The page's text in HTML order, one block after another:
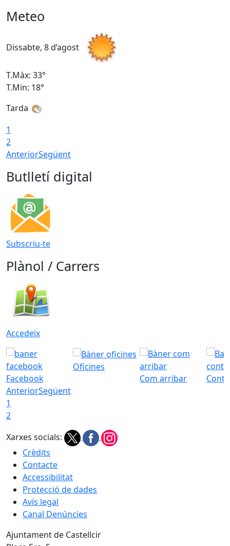
Meteo
Dissabte, 8 d’agost
T.Màx: 33°
T.Min: 18°
Tarda
1
2
AnteriorSegüent
Butlletí digital
Subscriu-te
Plànol / Carrers
Accedeix
Facebook
Oficines
Com arribar
AnteriorSegüent
1
2
Xarxes socials:
Crèdits
Contacte
Accessibilitat
Protecció de dades
Avís legal
Canal Denúncies
Ajuntament de Castellcir